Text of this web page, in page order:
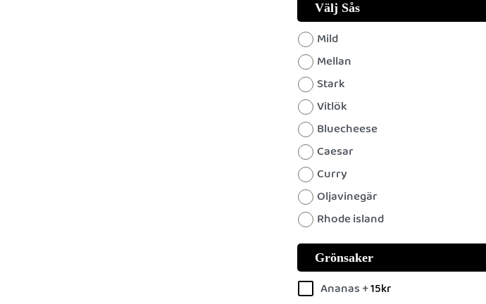
Välj Sås
Mild
Mellan
Stark
Vitlök
Bluecheese
Caesar
Curry
Oljavinegär
Rhode island
Grönsaker
Ananas +15kr